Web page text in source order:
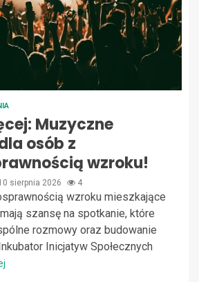
Muzyczne
osób z
wzroku!
sierpnia 2026 4
wzroku mieszkające
szansę na spotkanie, które
rozmowy oraz budowanie
Inicjatyw Społecznych